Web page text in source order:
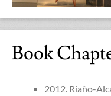
Book
2012. Riaño-